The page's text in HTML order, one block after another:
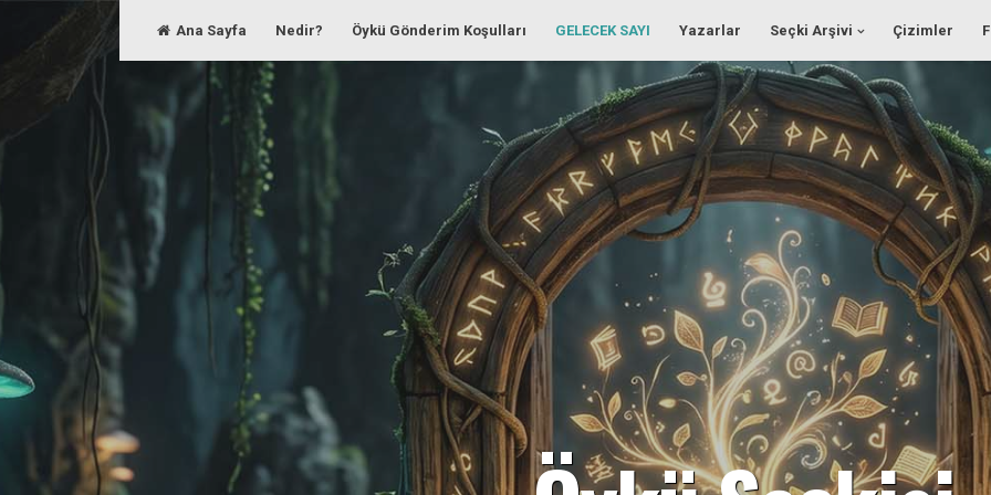
content
Ana Sayfa Nedir? Öykü Gönderim Koşulları GELECEK SAYI Yazarlar Seçki Arşivi Çizimler